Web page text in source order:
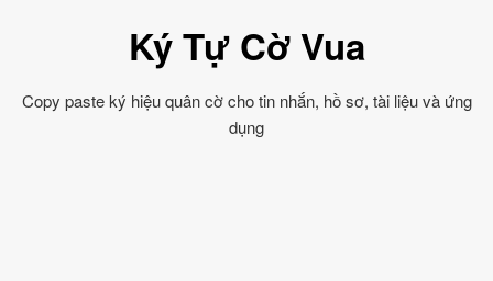
Ký Tự Cờ Vua
Copy paste ký hiệu quân cờ cho tin nhắn, hồ sơ, tài liệu và ứng
dụng